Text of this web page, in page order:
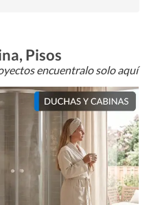
Pisos
encuentralo solo aquí